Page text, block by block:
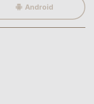
Android